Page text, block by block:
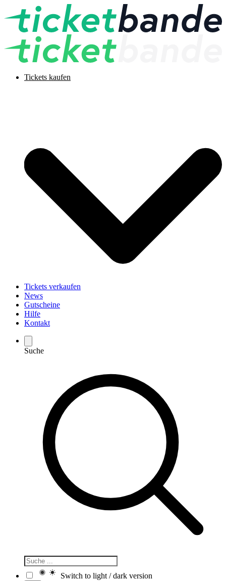
Tickets kaufen
Tickets verkaufen
News
Gutscheine
Hilfe
Kontakt
Suche
Switch to light / dark version